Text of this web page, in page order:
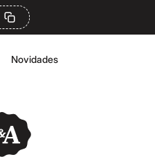
Novidades